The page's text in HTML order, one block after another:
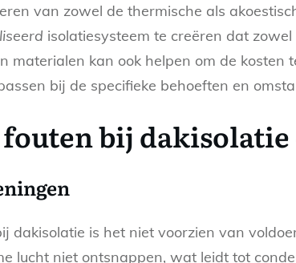
van zowel de thermische als
isolatiesysteem te creëren dat
materialen kan ook helpen om de kosten
bij de specifieke behoeften en
bij
dakisolatie is het niet voorzien van
lucht niet ontsnappen, wat leidt tot